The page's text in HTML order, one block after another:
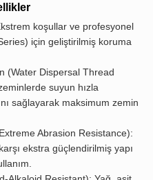
koşullar ve profesyonel
için geliştirilmiş koruma
(Water Dispersal Thread
suyun hızla
sağlayarak maksimum zemin
Abrasion Resistance):
ekstra güçlendirilmiş yapı